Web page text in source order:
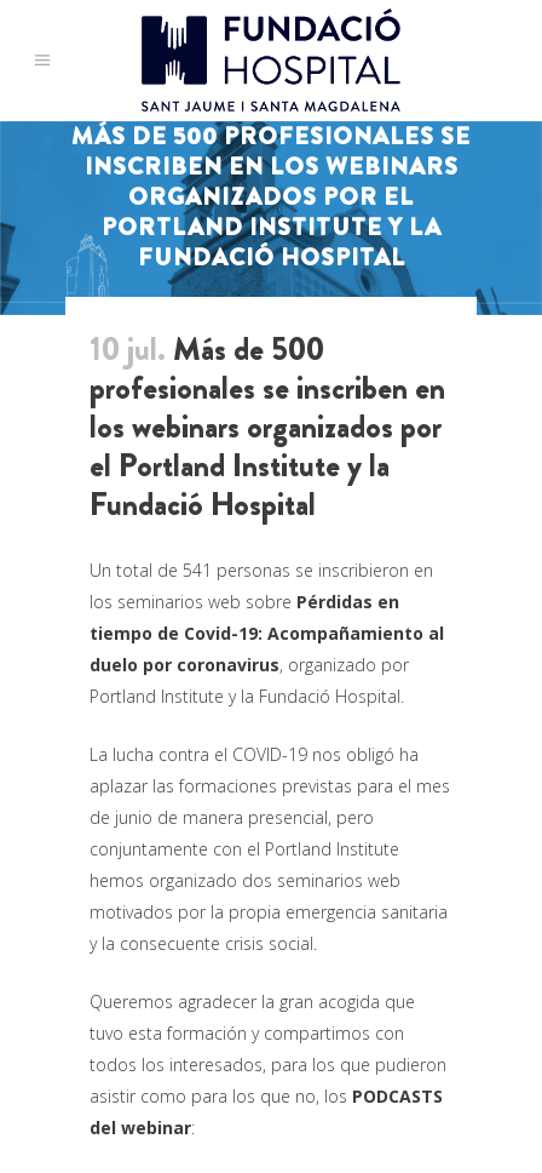
MÁS DE 500 PROFESIONALES SE
INSCRIBEN EN LOS WEBINARS
ORGANIZADOS POR EL
PORTLAND INSTITUTE Y LA
FUNDACIÓ HOSPITAL
10 jul. Más de 500
profesionales se inscriben en
los webinars organizados por
el Portland Institute y la
Fundació Hospital
Un total de 541 personas se inscribieron en
los seminarios web sobre Pérdidas en
tiempo de Covid-19: Acompañamiento al
duelo por coronavirus, organizado por
Portland Institute y la Fundació Hospital.
La lucha contra el COVID-19 nos obligó ha
aplazar las formaciones previstas para el mes
de junio de manera presencial, pero
conjuntamente con el Portland Institute
hemos organizado dos seminarios web
motivados por la propia emergencia sanitaria
y la consecuente crisis social.
Queremos agradecer la gran acogida que
tuvo esta formación y compartimos con
todos los interesados, para los que pudieron
asistir como para los que no, los PODCASTS
del webinar: